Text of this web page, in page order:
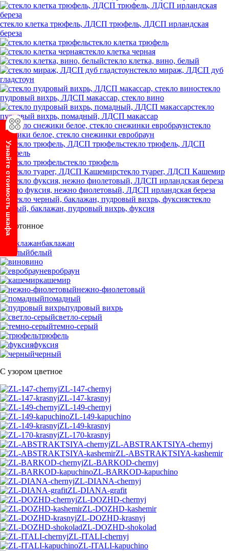
стекло клетка трюфель, ЛДСП трюфель, ЛДСП ирландская
береза
стекло клетка трюфель
стекло клетка черная
стекло клетка, вино, белый
стекло мираж, ЛДСП дуб
гладстоун
стекло
пудровый вихрь, ЛДСП макассар, стекло вино
стекло
пудровый вихрь, помадный, ЛДСП макассар
стекло
снежики белое, стекло снежинки евробраун
стекло трюфель, ЛДСП
трюфель
стекло трюфель
стекло туарег, ЛДСП Кашемир
стекло фуксия, нежно фиолетовый, ЛДСП ирландская береза
стекло
черный, баклажан, пудровый вихрь, фуксия
Однотонное
баклажан
белый
вино
евробраун
кашемир
нежно-фиолетовый
помадный
пудровый вихрь
светло-серый
темно-серый
трюфель
фуксия
черный
С узором цветное
ZL-147-chernyj
ZL-147-krasnyj
ZL-149-chernyj
ZL-149-kapuchino
ZL-149-krasnyj
ZL-170-krasnyj
ZL-ABSTRAKTSIYA-chernyj
ZL-ABSTRAKTSIYA-kashemir
ZL-BARKOD-chernyj
ZL-BARKOD-kapuchino
ZL-DIANA-chernyj
ZL-DIANA-grafit
ZL-DOZHD-chernyj
ZL-DOZHD-kashemir
ZL-DOZHD-krasnyj
ZL-DOZHD-shokolad
ZL-ITALI-chernyj
ZL-ITALI-kapuchino
Узнайте стоимость шкафа